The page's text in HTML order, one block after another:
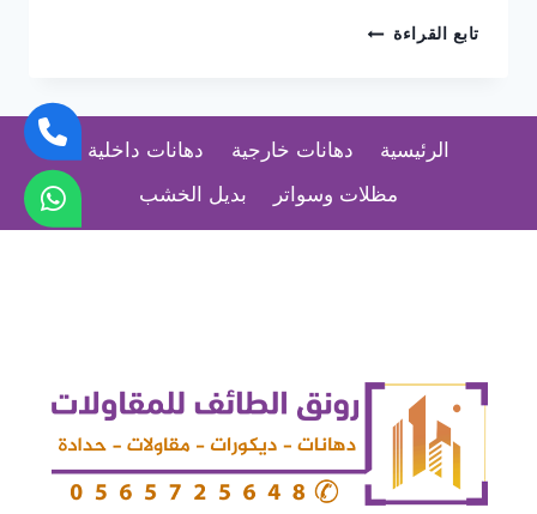
تابع القراءة مقاول
0565725648
عوازل
اسطح
الرئيسية دهانات خارجية
دهانات داخلية
مظلات وسواتر
بديل الخشب